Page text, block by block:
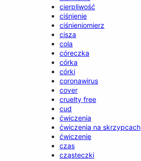
cierpliwość
ciśnienie
ciśnieniomierz
cisza
cola
córeczka
córka
córki
coronawirus
cover
cruelty free
cud
ćwiczenia
ćwiczenia na skrzypcach
ćwiczenie
czas
cząsteczki